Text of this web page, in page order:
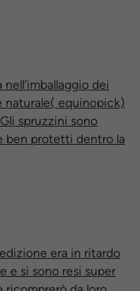
dei
naturale( equinopick)
spruzzini sono
ben protetti dentro la
era in ritardo
e si sono resi super